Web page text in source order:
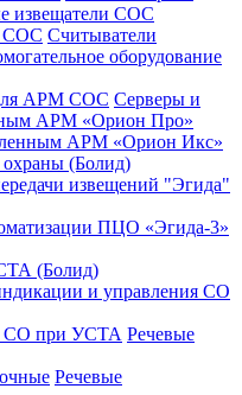
извещатели СОС
СОС Считыватели
оборудование
АРМ СОС Серверы и
АРМ «Орион Про»
АРМ «Орион Икс»
охраны (Болид)
извещений "Эгида"
ПЦО «Эгида-3»
(Болид)
и управления СО
СО при УСТА Речевые
Речевые